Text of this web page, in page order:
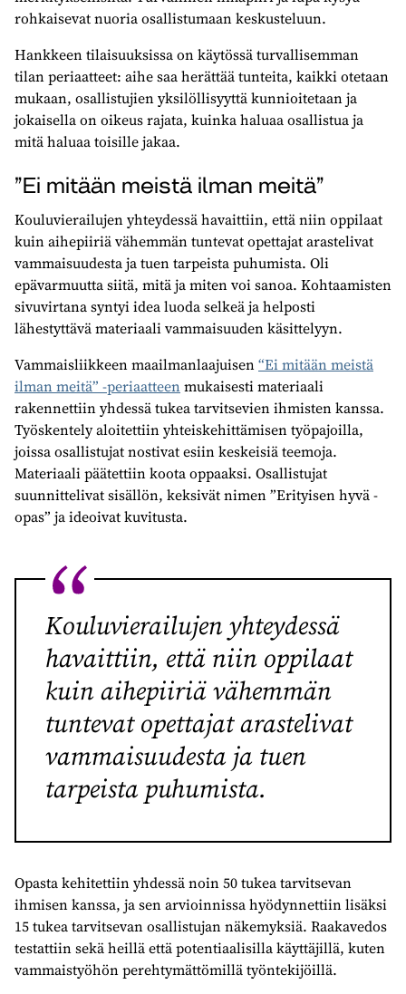
rohkaisevat nuoria osallistumaan keskusteluun.
Hankkeen tilaisuuksissa on käytössä turvallisemman
tilan periaatteet: aihe saa herättää tunteita, kaikki otetaan
mukaan, osallistujien yksilöllisyyttä kunnioitetaan ja
jokaisella on oikeus rajata, kuinka haluaa osallistua ja
mitä haluaa toisille jakaa.
”Ei mitään meistä ilman meitä”
Kouluvierailujen yhteydessä havaittiin, että niin oppilaat
kuin aihepiiriä vähemmän tuntevat opettajat arastelivat
vammaisuudesta ja tuen tarpeista puhumista. Oli
epävarmuutta siitä, mitä ja miten voi sanoa. Kohtaamisten
sivuvirtana syntyi idea luoda selkeä ja helposti
lähestyttävä materiaali vammaisuuden käsittelyyn.
Vammaisliikkeen maailmanlaajuisen“Ei mitään meistä
ilman meitä” -periaatteenmukaisesti materiaali
rakennettiin yhdessä tukea tarvitsevien ihmisten kanssa.
Työskentely aloitettiin yhteiskehittämisen työpajoilla,
joissa osallistujat nostivat esiin keskeisiä teemoja.
Materiaali päätettiin koota oppaaksi. Osallistujat
suunnittelivat sisällön, keksivät nimen ”Erityisen hyvä -
opas” ja ideoivat kuvitusta.
Kouluvierailujen yhteydessä
havaittiin, että niin oppilaat
kuin aihepiiriä vähemmän
tuntevat opettajat arastelivat
vammaisuudesta ja tuen
tarpeista puhumista.
Opasta kehitettiin yhdessä noin 50 tukea tarvitsevan
ihmisen kanssa, ja sen arvioinnissa hyödynnettiin lisäksi
15 tukea tarvitsevan osallistujan näkemyksiä. Raakavedos
testattiin sekä heillä että potentiaalisilla käyttäjillä, kuten
vammaistyöhön perehtymättömillä työntekijöillä.